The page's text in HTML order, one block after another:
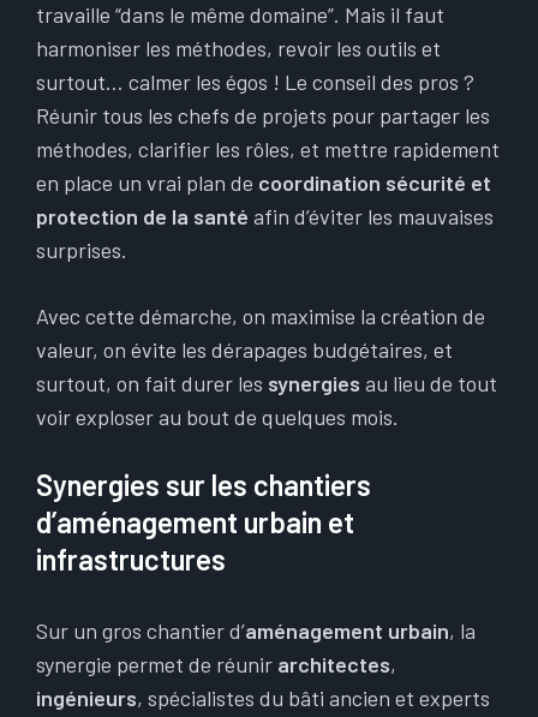
travaille “dans le même domaine”. Mais il faut
harmoniser les méthodes, revoir les outils et
surtout… calmer les égos ! Le conseil des pros ?
Réunir tous les chefs de projets pour partager les
méthodes, clarifier les rôles, et mettre rapidement
en place un vrai plan de coordination sécurité et
protection de la santé afin d’éviter les mauvaises
surprises.
Avec cette démarche, on maximise la création de
valeur, on évite les dérapages budgétaires, et
surtout, on fait durer les synergies au lieu de tout
voir exploser au bout de quelques mois.
Synergies sur les chantiers
d’aménagement urbain et
infrastructures
Sur un gros chantier d’aménagement urbain, la
synergie permet de réunir architectes,
ingénieurs, spécialistes du bâti ancien et experts